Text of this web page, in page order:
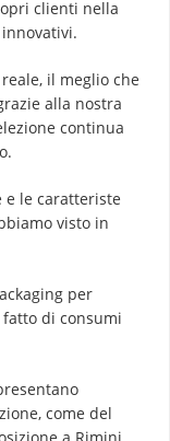
clienti nella
il meglio che
alla nostra
continua
e le caratteriste
visto in
per
di consumi
come del